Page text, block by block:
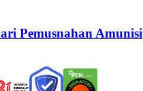
Pemusnahan Amunisi